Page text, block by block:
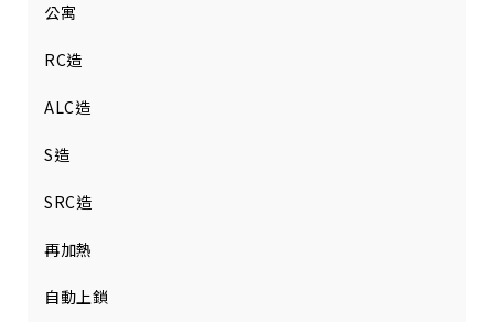
公寓
RC造
ALC造
S造
SRC造
再加熱
自動上鎖